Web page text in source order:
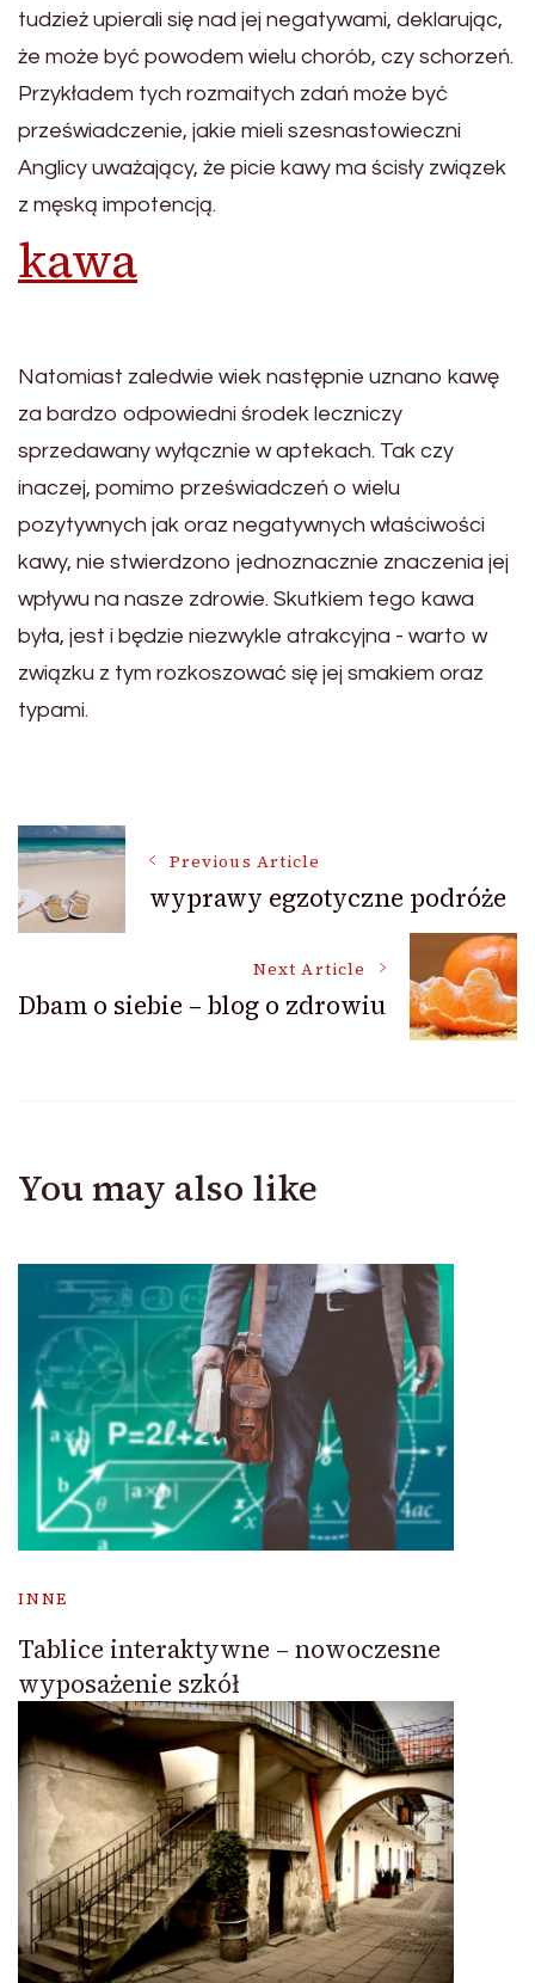
tudzież upierali się nad jej negatywami, deklarując,
że może być powodem wielu chorób, czy schorzeń.
Przykładem tych rozmaitych zdań może być
przeświadczenie, jakie mieli szesnastowieczni
Anglicy uważający, że picie kawy ma ścisły związek
z męską impotencją.
kawa
Natomiast zaledwie wiek następnie uznano kawę
za bardzo odpowiedni środek leczniczy
sprzedawany wyłącznie w aptekach. Tak czy
inaczej, pomimo przeświadczeń o wielu
pozytywnych jak oraz negatywnych właściwości
kawy, nie stwierdzono jednoznacznie znaczenia jej
wpływu na nasze zdrowie. Skutkiem tego kawa
była, jest i będzie niezwykle atrakcyjna - warto w
związku z tym rozkoszować się jej smakiem oraz
typami.
Post
Navigation
Previous Article
wyprawy egzotyczne podróże
Next Article
Dbam o siebie – blog o zdrowiu
You may also like
INNE
Tablice interaktywne – nowoczesne
wyposażenie szkół